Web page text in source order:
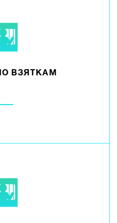
ВЗЯТКАМ